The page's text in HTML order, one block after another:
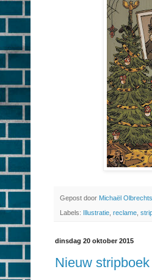
Gepost door Michaël
Labels: Illustratie reclame
dinsdag 20 oktober 2015
Nieuw